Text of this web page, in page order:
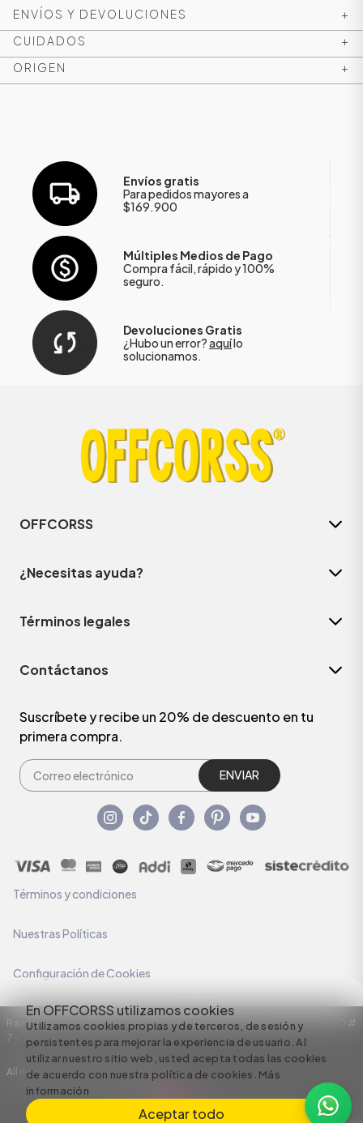
En OFFCORSS utilizamos cookies
Utilizamos cookies propias y de terceros, de sesión y
persistentes para mejorar la experiencia de usuario. Al
utilizar nuestro sitio web, usted acepta todas las cookies
de acuerdo con nuestra política de cookies. Más
información
Aceptar todo
ENVÍOS Y DEVOLUCIONES
+
CUIDADOS
+
ORIGEN
+
Envíos gratis
Para pedidos mayores a
$169.900
Múltiples Medios de Pago
Compra fácil, rápido y 100%
seguro.
Devoluciones Gratis
¿Hubo un error?aquílo
solucionamos.
OFFCORSS
¿Necesitas ayuda?
Términos legales
Contáctanos
Suscríbete y recibe un 20% de descuento en tu
primera compra.
ENVIAR
Términos y condiciones
Nuestras Políticas
Configuración de Cookies
Razón Social: C.I HERMECO S.A. NIT: 890924167-6 Dirección: Carrera 50 #
7 – 35
All rights reserved empowered by